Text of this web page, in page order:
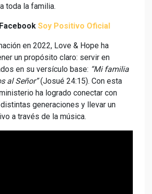
toda la familia.
Soy Positivo Oficial
en 2022, Love & Hope ha
un propósito claro: servir en
en su versículo base: “Mi familia
al Señor”(Josué 24:15). Con esta
ha logrado conectar con
generaciones y llevar un
a través de la música.